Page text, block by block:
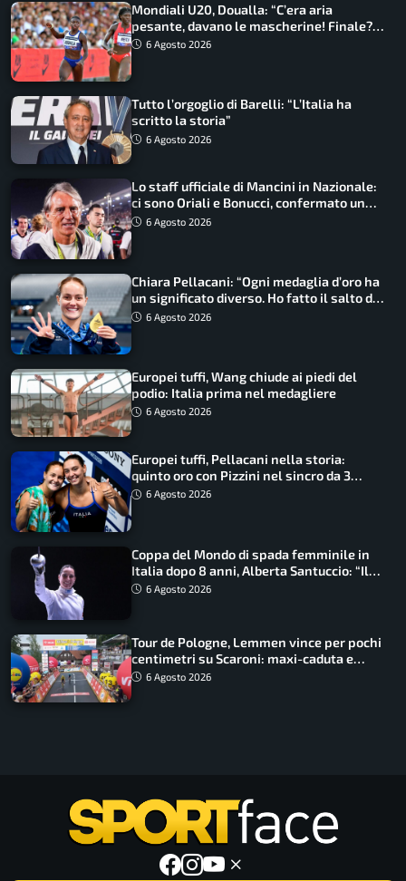
Mondiali U20, Doualla: “C’era aria
pesante, davano le mascherine! Finale?
Non ho nulla da perdere”
6 Agosto 2026
Tutto l’orgoglio di Barelli: “L’Italia ha
scritto la storia”
6 Agosto 2026
Lo staff ufficiale di Mancini in Nazionale:
ci sono Oriali e Bonucci, confermato un
ritorno
6 Agosto 2026
Chiara Pellacani: “Ogni medaglia d’oro ha
un significato diverso. Ho fatto il salto di
qualità”
6 Agosto 2026
Europei tuffi, Wang chiude ai piedi del
podio: Italia prima nel medagliere
6 Agosto 2026
Europei tuffi, Pellacani nella storia:
quinto oro con Pizzini nel sincro da 3
metri
6 Agosto 2026
Coppa del Mondo di spada femminile in
Italia dopo 8 anni, Alberta Santuccio: “Il
lavoro dà sempre i suoi frutti”
6 Agosto 2026
Tour de Pologne, Lemmen vince per pochi
centimetri su Scaroni: maxi-caduta e
tappa accorciata
6 Agosto 2026